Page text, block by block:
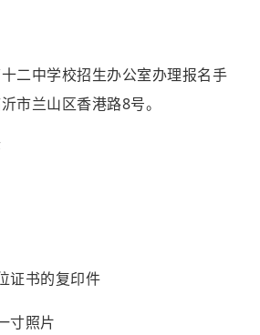
二中学校招生办公室办理报名手
市兰山区香港路8号。
证书的复印件
寸照片